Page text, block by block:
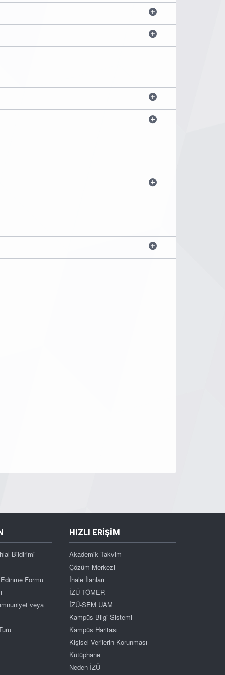
Bildirimi
Formu
veya
HIZLI ERİŞİM
Akademik Takvim
Çözüm Merkezi
İhale İlanları
İZÜ TÖMER
İZÜ-SEM UAM
Kampüs Bilgi Sistemi
Kampüs Haritası
Kişisel Verilerin Korunması
Kütüphane
Neden İZÜ